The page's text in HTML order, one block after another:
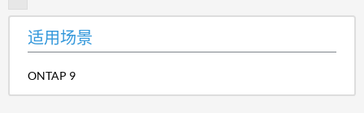
适用场景
ONTAP 9